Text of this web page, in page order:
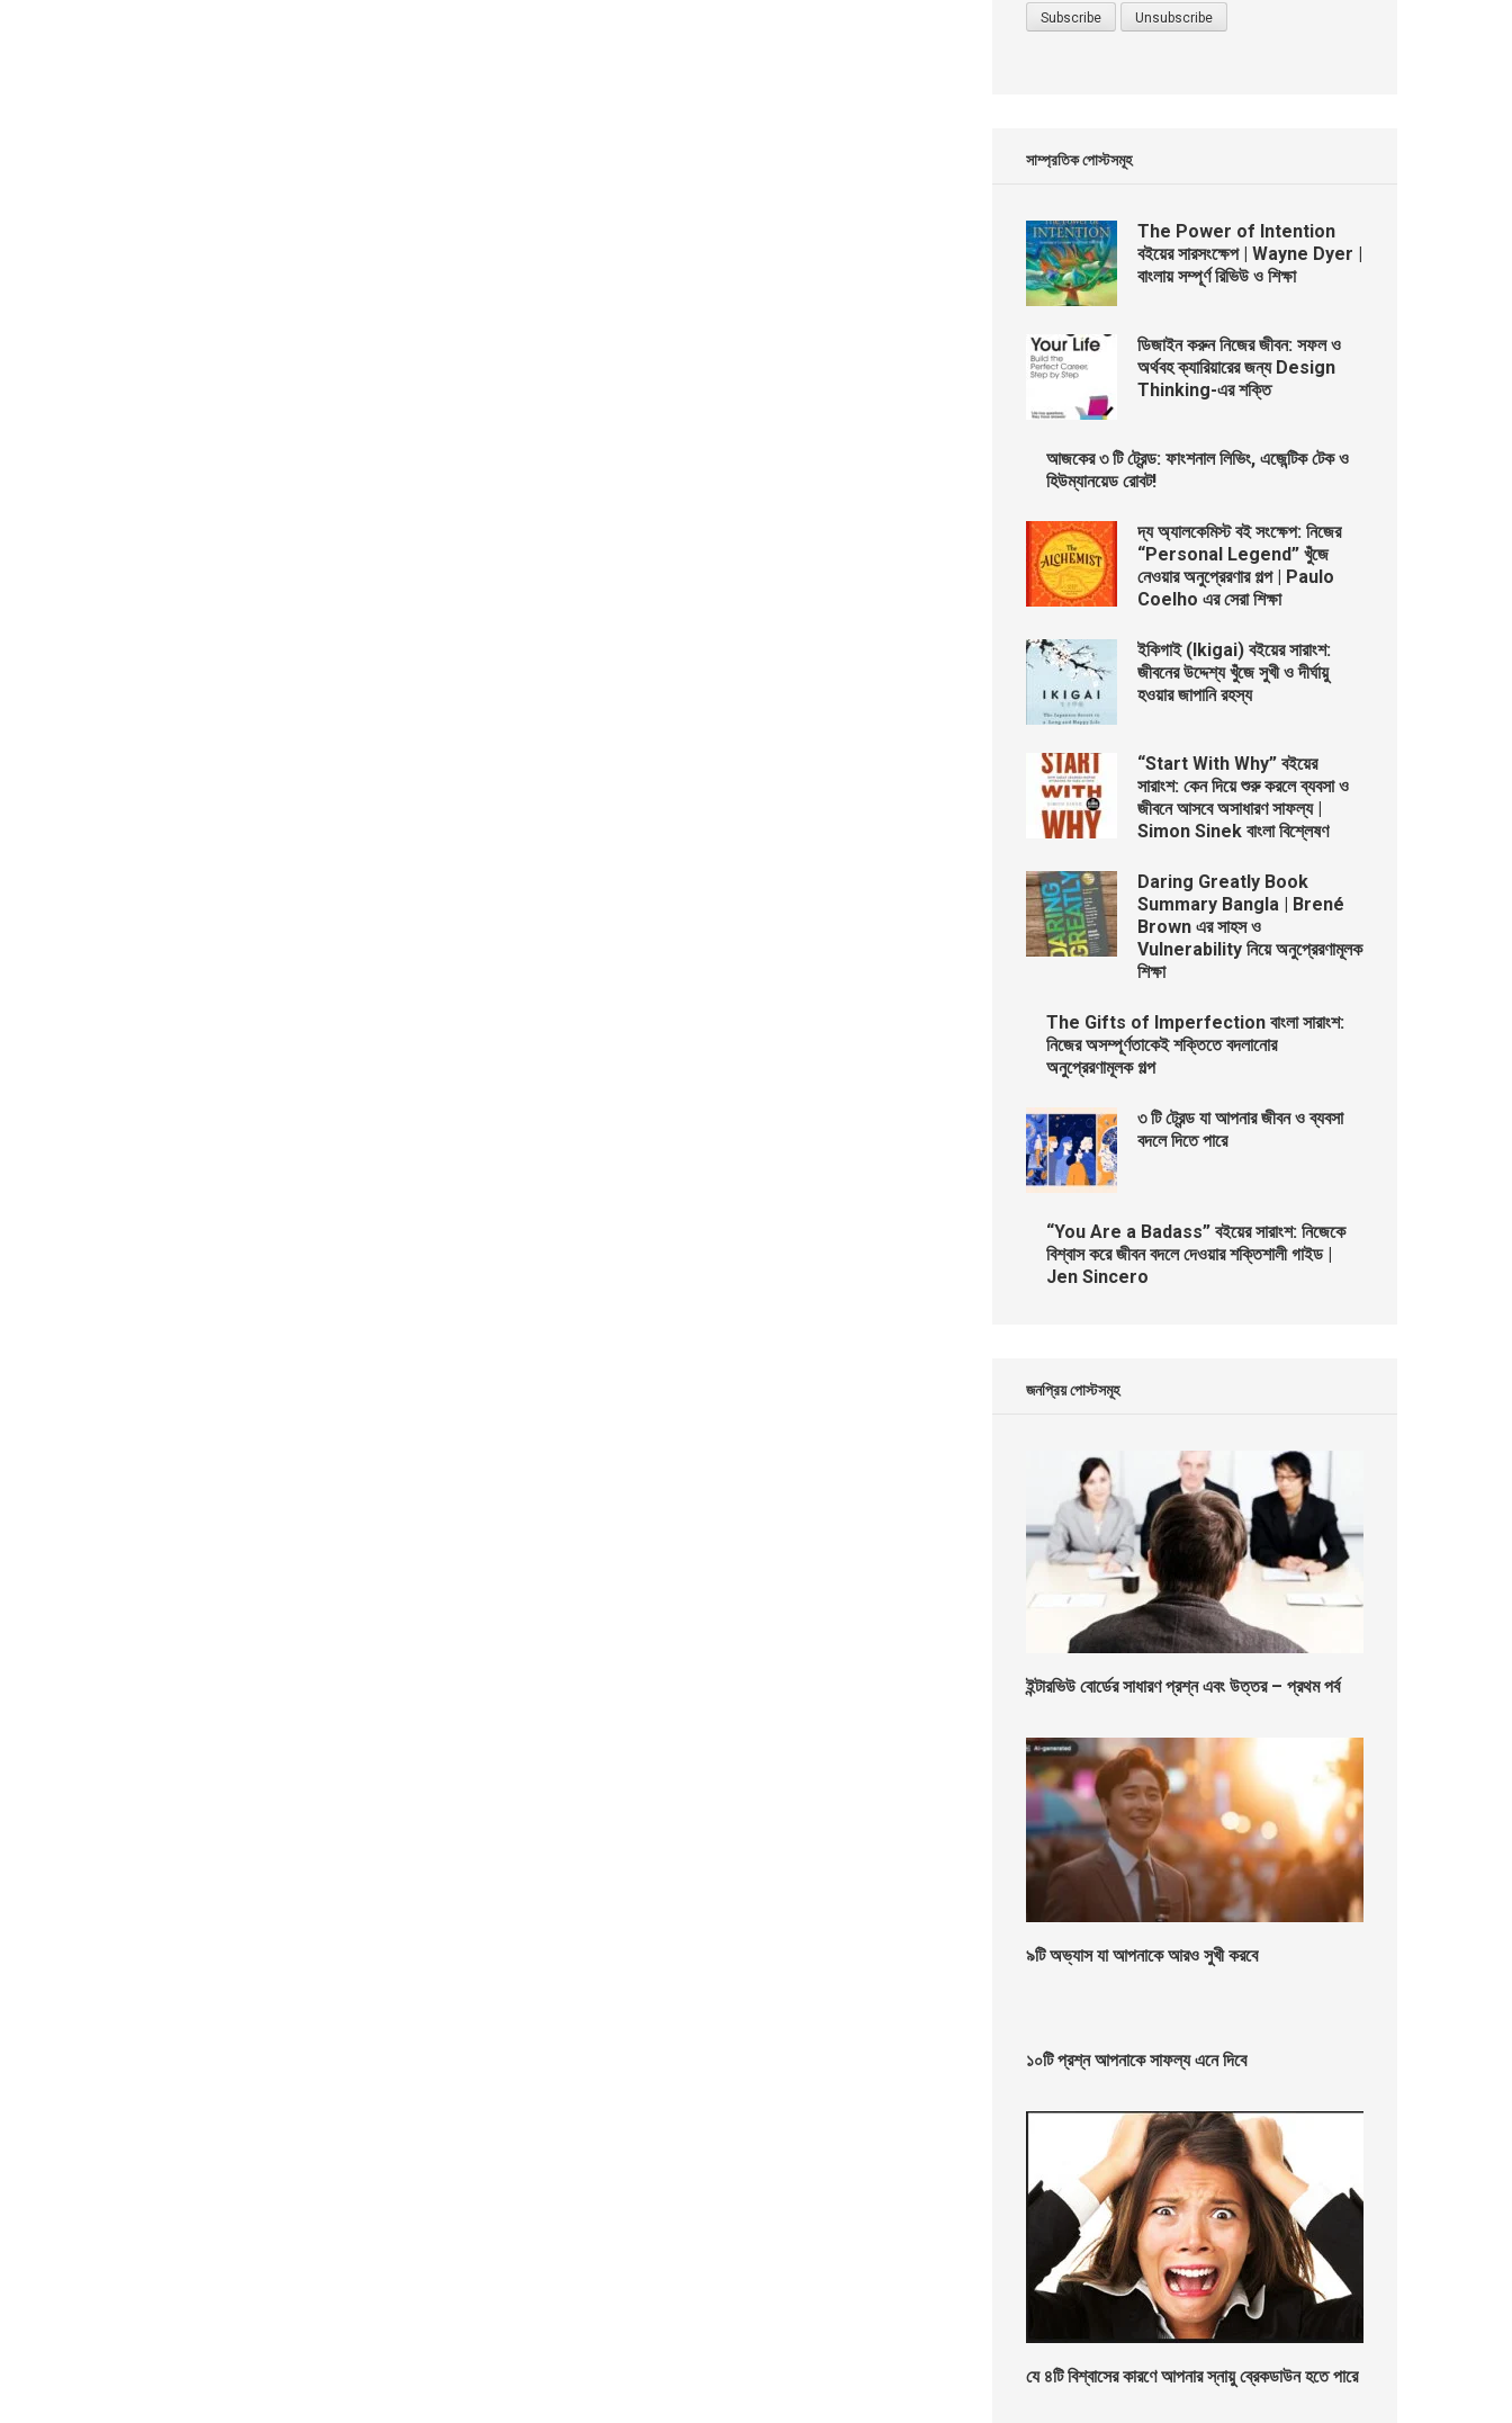
সাম্প্রতিক পোস্টসমূহ
The Power of Intention
বইয়ের সারসংক্ষেপ | Wayne Dyer |
বাংলায় সম্পূর্ণ রিভিউ ও শিক্ষা
ডিজাইন করুন নিজের জীবন: সফল ও
অর্থবহ ক্যারিয়ারের জন্য Design
Thinking-এর শক্তি
আজকের ৩ টি ট্রেন্ড: ফাংশনাল লিভিং, এজেন্টিক টেক ও
হিউম্যানয়েড রোবট!
দ্য অ্যালকেমিস্ট বই সংক্ষেপ: নিজের
“Personal Legend” খুঁজে
নেওয়ার অনুপ্রেরণার গল্প | Paulo
Coelho এর সেরা শিক্ষা
ইকিগাই (Ikigai) বইয়ের সারাংশ:
জীবনের উদ্দেশ্য খুঁজে সুখী ও দীর্ঘায়ু
হওয়ার জাপানি রহস্য
“Start With Why” বইয়ের
সারাংশ: কেন দিয়ে শুরু করলে ব্যবসা ও
জীবনে আসবে অসাধারণ সাফল্য |
Simon Sinek বাংলা বিশ্লেষণ
Daring Greatly Book
Summary Bangla | Brené
Brown এর সাহস ও
Vulnerability নিয়ে অনুপ্রেরণামূলক
শিক্ষা
The Gifts of Imperfection বাংলা সারাংশ:
নিজের অসম্পূর্ণতাকেই শক্তিতে বদলানোর
অনুপ্রেরণামূলক গল্প
৩ টি ট্রেন্ড যা আপনার জীবন ও ব্যবসা
বদলে দিতে পারে
“You Are a Badass” বইয়ের সারাংশ: নিজেকে
বিশ্বাস করে জীবন বদলে দেওয়ার শক্তিশালী গাইড |
Jen Sincero
জনপ্রিয় পোস্টসমূহ
ইন্টারভিউ বোর্ডের সাধারণ প্রশ্ন এবং উত্তর – প্রথম পর্ব
৯টি অভ্যাস যা আপনাকে আরও সুখী করবে
১০টি প্রশ্ন আপনাকে সাফল্য এনে দিবে
যে ৪টি বিশ্বাসের কারণে আপনার স্নায়ু ব্রেকডাউন হতে পারে